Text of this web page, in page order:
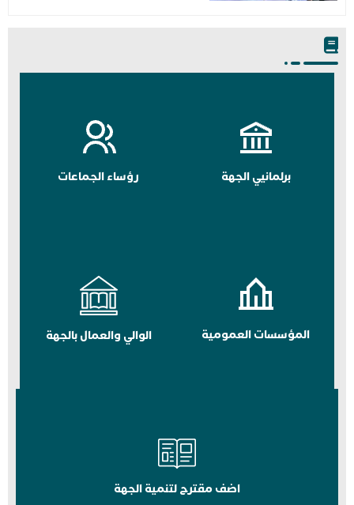
برلمانيي الجهة رؤساء الجماعات
المؤسسات العمومية الوالي والعمال بالجهة
اضف مقترح لتنمية الجهة